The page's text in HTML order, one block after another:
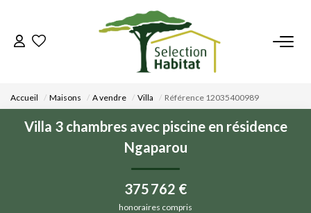
ACCUEIL
NOS BIENS
VENDRE UN BIEN
DÉPOSEZ VOTRE RECHERCHE
Accueil Maisons A vendre Villa Référence 12035400989
Villa 3 chambres avec piscine en résidence
Ngaparou
375 762 €
honoraires compris